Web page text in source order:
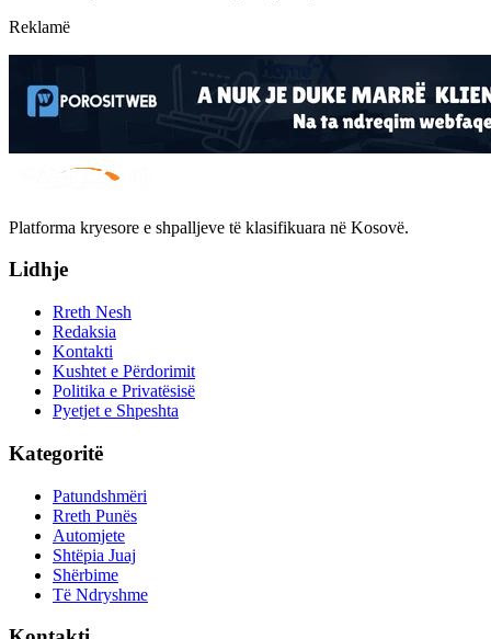
Reklamë
Platforma kryesore e shpalljeve të klasifikuara në Kosovë.
Lidhje
Rreth Nesh
Redaksia
Kontakti
Kushtet e Përdorimit
Politika e Privatësisë
Pyetjet e Shpeshta
Kategoritë
Patundshmëri
Rreth Punës
Automjete
Shtëpia Juaj
Shërbime
Të Ndryshme